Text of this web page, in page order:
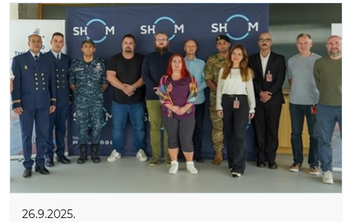
26.9.2025.